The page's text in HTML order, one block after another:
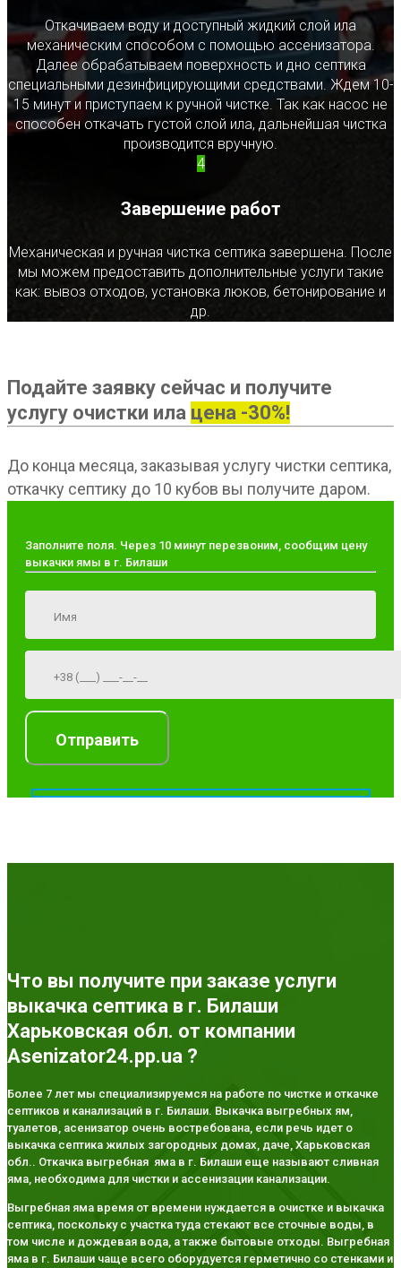
Откачиваем воду и доступный жидкий слой ила
механическим способом с помощью ассенизатора.
Далее обрабатываем поверхность и дно септика
специальными дезинфицирующими средствами. Ждем 10-
15 минут и приступаем к ручной чистке. Так как насос не
способен откачать густой слой ила, дальнейшая чистка
производится вручную.
4
Завершение работ
Механическая и ручная чистка септика завершена. После
мы можем предоставить дополнительные услуги такие
как: вывоз отходов, установка люков, бетонирование и
др.
Подайте заявку сейчас и получите
услугу очистки ила цена -30%!
До конца месяца, заказывая услугу чистки септика,
откачку септику до 10 кубов вы получите даром.
Заполните поля. Через 10 минут перезвоним, сообщим цену
выкачки ямы в г. Билаши
Что вы получите при заказе услуги
выкачка септика в г. Билаши
Харьковская обл. от компании
Asenizator24.pp.ua ?
Более 7 лет мы специализируемся на работе по чистке и откачке
септиков и канализаций в г. Билаши. Выкачка выгребных ям,
туалетов, асенизатор очень востребована, если речь идет о
выкачка септика жилых загородных домах, даче, Харьковская
обл.. Откачка выгребная яма в г. Билаши еще называют сливная
яма, необходима для чистки и ассенизации канализации.
Выгребная яма время от времени нуждается в очистке и выкачка
септика, поскольку с участка туда стекают все сточные воды, в
том числе и дождевая вода, а также бытовые отходы. Выгребная
яма в г. Билаши чаще всего оборудуется герметично со стенками и